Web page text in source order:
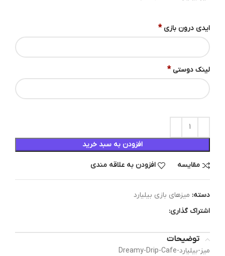
ایدی درون بازی *
لینک دوستی *
افزودن به سبد خرید
مقایسه افزودن به علاقه مندی
دسته: میزهای بازی بیلیارد
اشتراک گذاری:
توضیحات
میز-بیلیارد-Dreamy-Drip-Cafe